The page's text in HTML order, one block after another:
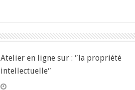
Atelier en ligne sur : ″la propriété
intellectuelle″